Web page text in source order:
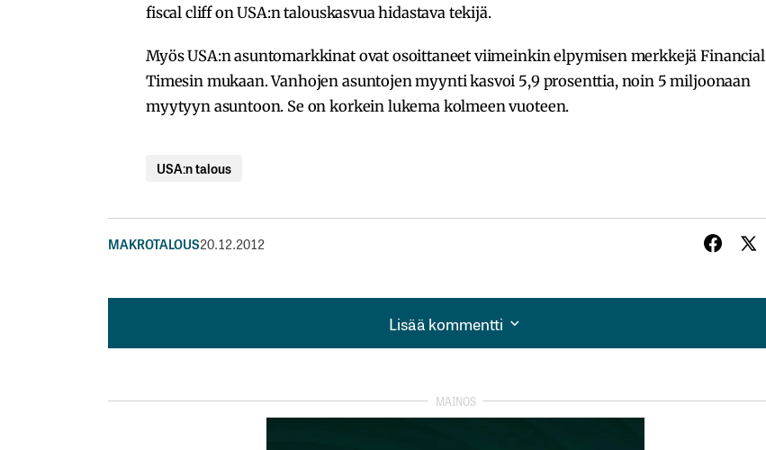
fiscal cliff on USA:n talouskasvua hidastava tekijä.
Myös USA:n asuntomarkkinat ovat osoittaneet viimeinkin elpymisen merkkejä Financial
Timesin mukaan. Vanhojen asuntojen myynti kasvoi 5,9 prosenttia, noin 5 miljoonaan
myytyyn asuntoon. Se on korkein lukema kolmeen vuoteen.
USA:n talous
MAKROTALOUS20.12.2012
Lisää kommentti
Lisää kommentti